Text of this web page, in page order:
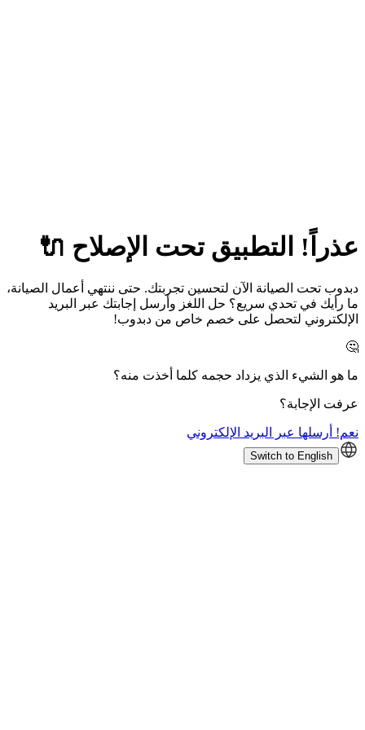
عذراً! التطبيق تحت الإصلاح 🔌
دبدوب تحت الصيانة الآن لتحسين تجربتك. حتى ننتهي أعمال الصيانة،
ما رأيك في تحدي سريع؟ حل اللغز وأرسل إجابتك عبر البريد
الإلكتروني لتحصل على خصم خاص من دبدوب!
🤔
ما هو الشيء الذي يزداد حجمه كلما أخذت منه؟
عرفت الإجابة؟
نعم! أرسلها عبر البريد الإلكتروني
Switch to English